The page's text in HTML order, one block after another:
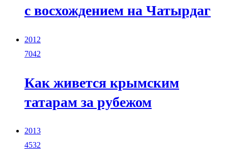
с восхождением на Чатырдаг
2012
7042
Как живется крымским
татарам за рубежом
2013
4532